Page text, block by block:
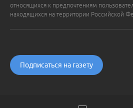
относящихся к предпочтениям
находящихся на территории Российской
Подписаться на газету